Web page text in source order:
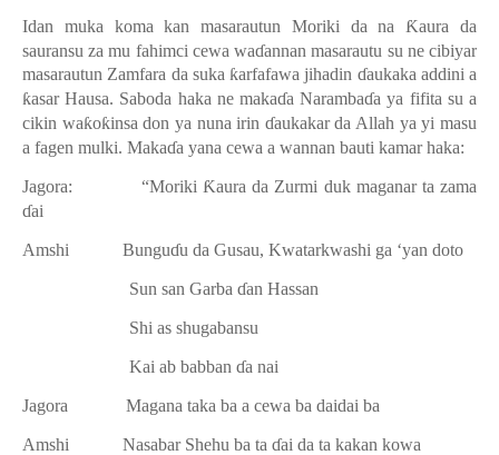
Idan muka koma kan masarautun Moriki da na Ƙaura da
sauransu za mu fahimci cewa waɗannan masarautu su ne cibiyar
masarautun Zamfara da suka ƙarfafawa jihadin ɗaukaka addini a
ƙasar Hausa. Saboda haka ne makaɗa Narambaɗa ya fifita su a
cikin waƙoƙinsa don ya nuna irin ɗaukakar da Allah ya yi masu
a fagen mulki. Makaɗa yana cewa a wannan bauti kamar haka:
Jagora: “Moriki Ƙaura da Zurmi duk maganar ta zama
ɗai
Amshi Bunguɗu da Gusau, Kwatarkwashi ga ‘yan doto
Sun san Garba ɗan Hassan
Shi as shugabansu
Kai ab babban ɗa nai
Jagora Magana taka ba a cewa ba daidai ba
Amshi Nasabar Shehu ba ta ɗai da ta kakan kowa